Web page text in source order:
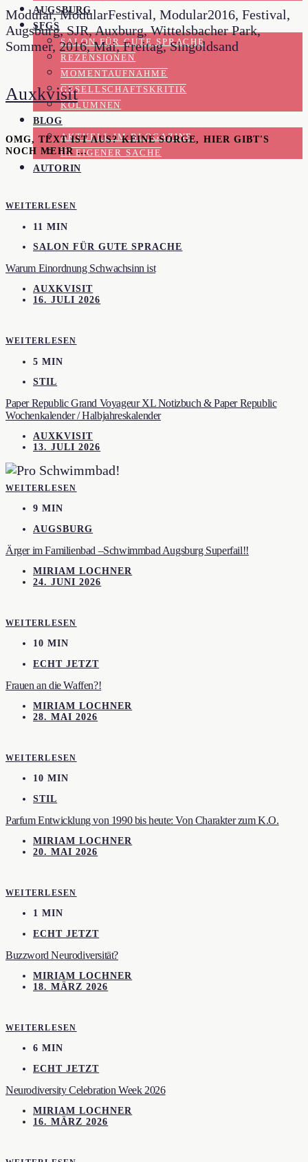
AUGSBURG
SFGS
SALON FÜR GUTE SPRACHE
REZENSIONEN
MOMENTAUFNAHME
GESELLSCHAFTSKRITIK
KOLUMNEN
BLOG
AKTUELL IM BLOGAZINE
IN EIGENER SACHE
AUTORIN
Modular, ModularFestival, Modular2016, Festival,
Augsburg, SJR, Auxburg, Wittelsbacher Park,
Sommer, 2016, Mai, Freitag, Singoldsand
Auxkvisit
OMG, TEXT IST AUS? KEINE SORGE, HIER GIBT'S
NOCH MEHR …
WEITERLESEN
11 MIN
SALON FÜR GUTE SPRACHE
Warum Einordnung Schwachsinn ist
AUXKVISIT
16. JULI 2026
WEITERLESEN
5 MIN
STIL
Paper Republic Grand Voyageur XL Notizbuch & Paper Republic
Wochenkalender / Halbjahreskalender
AUXKVISIT
13. JULI 2026
WEITERLESEN
9 MIN
AUGSBURG
Ärger im Familienbad –Schwimmbad Augsburg Superfail!!
MIRIAM LOCHNER
24. JUNI 2026
WEITERLESEN
10 MIN
ECHT JETZT
Frauen an die Waffen?!
MIRIAM LOCHNER
28. MAI 2026
WEITERLESEN
10 MIN
STIL
Parfum Entwicklung von 1990 bis heute: Von Charakter zum K.O.
MIRIAM LOCHNER
20. MAI 2026
WEITERLESEN
1 MIN
ECHT JETZT
Buzzword Neurodiversität?
MIRIAM LOCHNER
18. MÄRZ 2026
WEITERLESEN
6 MIN
ECHT JETZT
Neurodiversity Celebration Week 2026
MIRIAM LOCHNER
16. MÄRZ 2026